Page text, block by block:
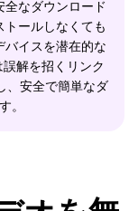
なダウンロード
ールしなくても
バイスを潜在的な
解を招くリンク
、安全で簡単なダ
。